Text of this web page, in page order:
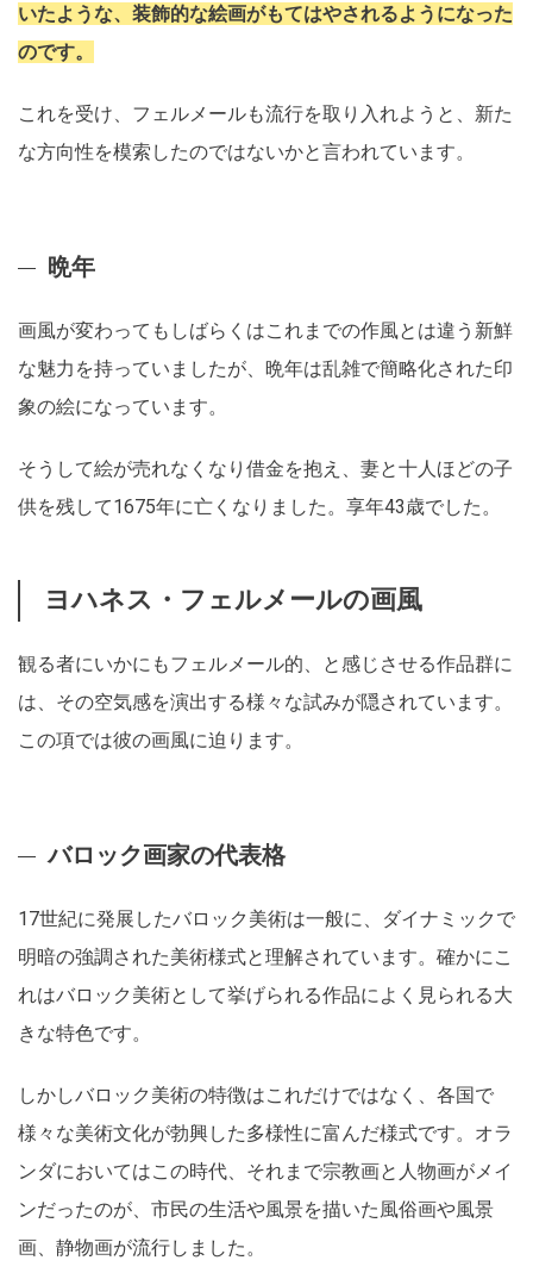
いたような、装飾的な絵画がもてはやされるようになった
のです。
これを受け、フェルメールも流行を取り入れようと、新た
な方向性を模索したのではないかと言われています。
晩年
画風が変わってもしばらくはこれまでの作風とは違う新鮮
な魅力を持っていましたが、晩年は乱雑で簡略化された印
象の絵になっています。
そうして絵が売れなくなり借金を抱え、妻と十人ほどの子
供を残して1675年に亡くなりました。享年43歳でした。
ヨハネス・フェルメールの画風
観る者にいかにもフェルメール的、と感じさせる作品群に
は、その空気感を演出する様々な試みが隠されています。
この項では彼の画風に迫ります。
バロック画家の代表格
17世紀に発展したバロック美術は一般に、ダイナミックで
明暗の強調された美術様式と理解されています。確かにこ
れはバロック美術として挙げられる作品によく見られる大
きな特色です。
しかしバロック美術の特徴はこれだけではなく、各国で
様々な美術文化が勃興した多様性に富んだ様式です。オラ
ンダにおいてはこの時代、それまで宗教画と人物画がメイ
ンだったのが、市民の生活や風景を描いた風俗画や風景
画、静物画が流行しました。